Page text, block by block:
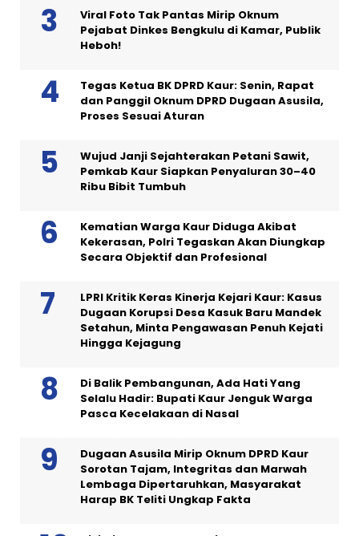
Viral Foto Tak Pantas Mirip Oknum
Pejabat Dinkes Bengkulu di Kamar, Publik
Heboh!
Tegas Ketua BK DPRD Kaur: Senin, Rapat
dan Panggil Oknum DPRD Dugaan Asusila,
Proses Sesuai Aturan
Wujud Janji Sejahterakan Petani Sawit,
Pemkab Kaur Siapkan Penyaluran 30–40
Ribu Bibit Tumbuh
Kematian Warga Kaur Diduga Akibat
Kekerasan, Polri Tegaskan Akan Diungkap
Secara Objektif dan Profesional
LPRI Kritik Keras Kinerja Kejari Kaur: Kasus
Dugaan Korupsi Desa Kasuk Baru Mandek
Setahun, Minta Pengawasan Penuh Kejati
Hingga Kejagung
Di Balik Pembangunan, Ada Hati Yang
Selalu Hadir: Bupati Kaur Jenguk Warga
Pasca Kecelakaan di Nasal
Dugaan Asusila Mirip Oknum DPRD Kaur
Sorotan Tajam, Integritas dan Marwah
Lembaga Dipertaruhkan, Masyarakat
Harap BK Teliti Ungkap Fakta